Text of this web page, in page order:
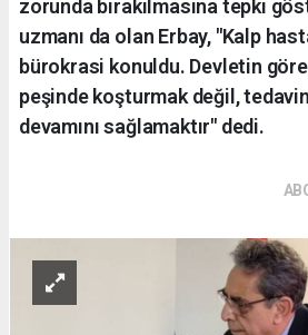
zorunda bırakılmasına tepki
uzmanı da olan Erbay, "Kalp
bürokrasi konuldu. Devletin
peşinde koşturmak değil,
devamını sağlamaktır" dedi.